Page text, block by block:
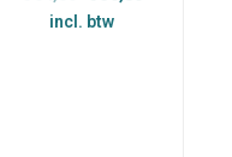
prijs
incl. btw